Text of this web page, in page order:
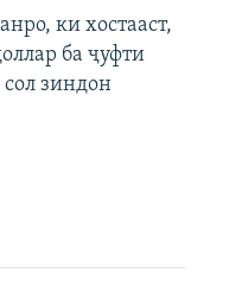
ки хостааст,
ба ҷуфти
зиндон